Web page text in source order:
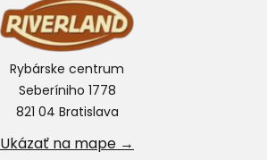
Rybárske centrum
Seberíniho 1778
821 04 Bratislava
Ukázať na mape →